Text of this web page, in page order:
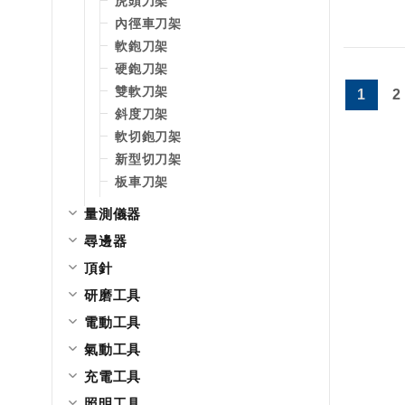
內徑車刀架
軟鉋刀架
硬鉋刀架
雙軟刀架
斜度刀架
軟切鉋刀架
新型切刀架
板車刀架
量測儀器
尋邊器
頂針
研磨工具
電動工具
氣動工具
充電工具
1 2